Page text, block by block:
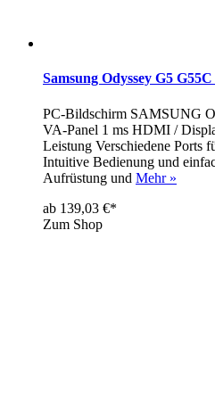
Samsung Odyssey G5
PC-Bildschirm SAMSUNG
VA-Panel 1 ms HDMI /
Leistung Verschiedene Ports
Intuitive Bedienung und
Aufrüstung und Mehr »
ab 139,03 €*
Zum Shop